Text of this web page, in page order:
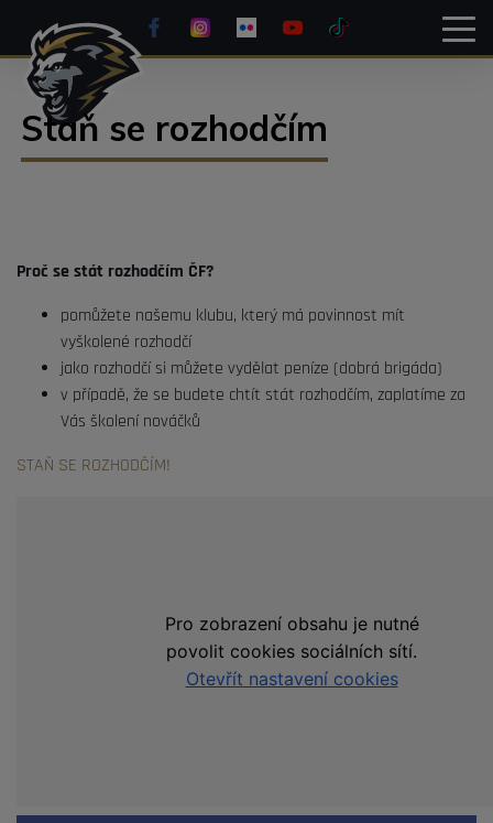
Staň se rozhodčím
Proč se stát rozhodčím ČF?
pomůžete našemu klubu, který má povinnost mít
vyškolené rozhodčí
jako rozhodčí si můžete vydělat peníze (dobrá brigáda)
v případě, že se budete chtít stát rozhodčím, zaplatíme za
Vás školení nováčků
STAŇ SE ROZHODČÍM!